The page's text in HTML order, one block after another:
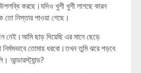
উপলব্ধি করছে।যদিও খুশী খুশী লাগছে কারন
তো নিস্তার পাওয়া গেছে।
নেই।আমি ছাড় দিয়েছি এর মানে ছেড়ে
তোমায় ধরবো।তখন তুমি ঝরে পড়বে
আন্ডারস্ট্যান্ড?